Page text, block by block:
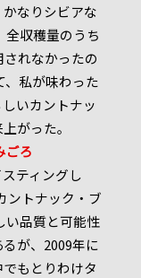
なりシビアな
全収穫量のうち
れなかったの
、私が味わった
いカントナッ
がった。
ろ
ティングし
ントナック・ブ
い品質と可能性
が、2009年に
もとりわけタ